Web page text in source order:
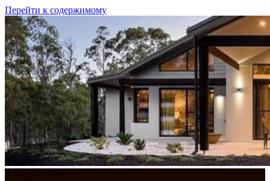
Перейти к содержимому
8 августа, 2026